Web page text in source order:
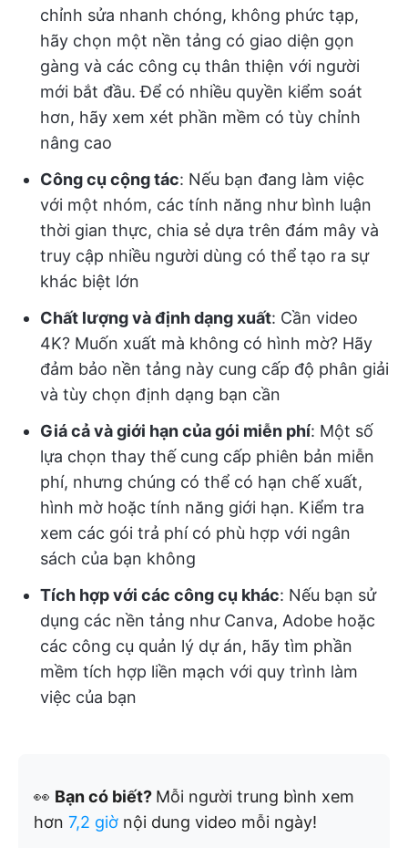
chỉnh sửa nhanh chóng, không phức tạp,
hãy chọn một nền tảng có giao diện gọn
gàng và các công cụ thân thiện với người
mới bắt đầu. Để có nhiều quyền kiểm soát
hơn, hãy xem xét phần mềm có tùy chỉnh
nâng cao
Công cụ cộng tác: Nếu bạn đang làm việc
với một nhóm, các tính năng như bình luận
thời gian thực, chia sẻ dựa trên đám mây và
truy cập nhiều người dùng có thể tạo ra sự
khác biệt lớn
Chất lượng và định dạng xuất: Cần video
4K? Muốn xuất mà không có hình mờ? Hãy
đảm bảo nền tảng này cung cấp độ phân giải
và tùy chọn định dạng bạn cần
Giá cả và giới hạn của gói miễn phí: Một số
lựa chọn thay thế cung cấp phiên bản miễn
phí, nhưng chúng có thể có hạn chế xuất,
hình mờ hoặc tính năng giới hạn. Kiểm tra
xem các gói trả phí có phù hợp với ngân
sách của bạn không
Tích hợp với các công cụ khác: Nếu bạn sử
dụng các nền tảng như Canva, Adobe hoặc
các công cụ quản lý dự án, hãy tìm phần
mềm tích hợp liền mạch với quy trình làm
việc của bạn
👀 Bạn có biết? Mỗi người trung bình xem
hơn 7,2 giờ nội dung video mỗi ngày!